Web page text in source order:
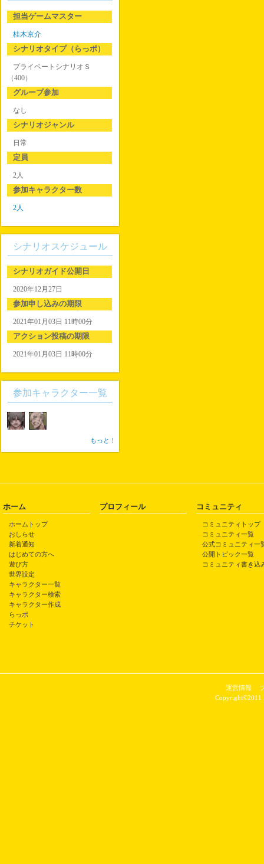
担当ゲームマスター
桂木京介
シナリオタイプ（らっポ）
プライベートシナリオＳ
（400）
グループ参加
なし
シナリオジャンル
日常
定員
2人
参加キャラクター数
2人
シナリオスケジュール
シナリオガイド公開日
2020年12月27日
参加申し込みの期限
2021年01月03日 11時00分
アクション投稿の期限
2021年01月03日 11時00分
参加キャラクター一覧
もっと！
ホーム
ホームトップ
おしらせ
新着通知
はじめての方へ
遊び方
世界設定
キャラクター一覧
キャラクター検索
キャラクター作成
らっポ
チケット
プロフィール コミュニティ
コミュニティトップ
コミュニティ一覧
公式コミュニティ一
公開トピック一覧
コミュニティ書き込
運営情報
Copyright©2011